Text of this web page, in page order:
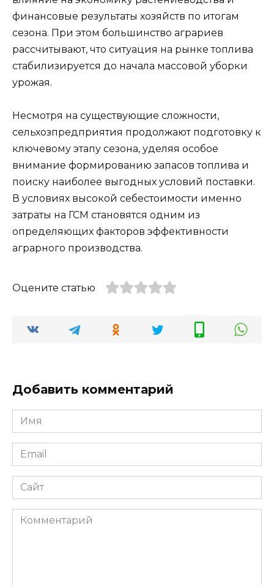
финансовые результаты хозяйств по итогам
сезона. При этом большинство аграриев
рассчитывают, что ситуация на рынке топлива
стабилизируется до начала массовой уборки
урожая.
Несмотря на существующие сложности,
сельхозпредприятия продолжают подготовку к
ключевому этапу сезона, уделяя особое
внимание формированию запасов топлива и
поиску наиболее выгодных условий поставки.
В условиях высокой себестоимости именно
затраты на ГСМ становятся одним из
определяющих факторов эффективности
аграрного производства.
Оцените статью
Добавить комментарий
Имя
*
Email
*
Сайт
Комментарий